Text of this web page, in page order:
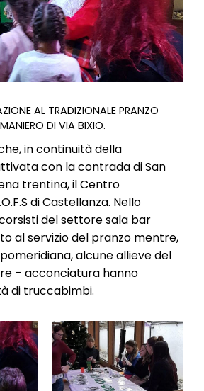
AL TRADIZIONALE PRANZO
DI VIA BIXIO.
in continuità della
con la contrada di San
trentina, il Centro
di Castellanza. Nello
del settore sala bar
al servizio del pranzo mentre,
alcune allieve del
– acconciatura hanno
di truccabimbi.